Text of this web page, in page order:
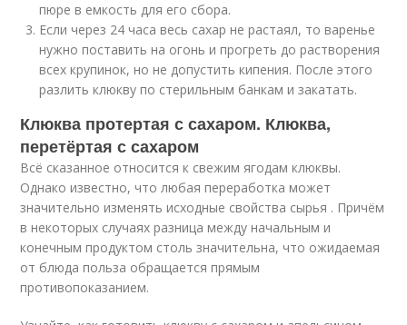
пюре в емкость для его сбора.
Если через 24 часа весь сахар не растаял, то варенье
нужно поставить на огонь и прогреть до растворения
всех крупинок, но не допустить кипения. После этого
разлить клюкву по стерильным банкам и закатать.
Клюква протертая с сахаром. Клюква,
перетёртая с сахаром
Всё сказанное относится к свежим ягодам клюквы.
Однако известно, что любая переработка может
значительно изменять исходные свойства сырья . Причём
в некоторых случаях разница между начальным и
конечным продуктом столь значительна, что ожидаемая
от блюда польза обращается прямым
противопоказанием.